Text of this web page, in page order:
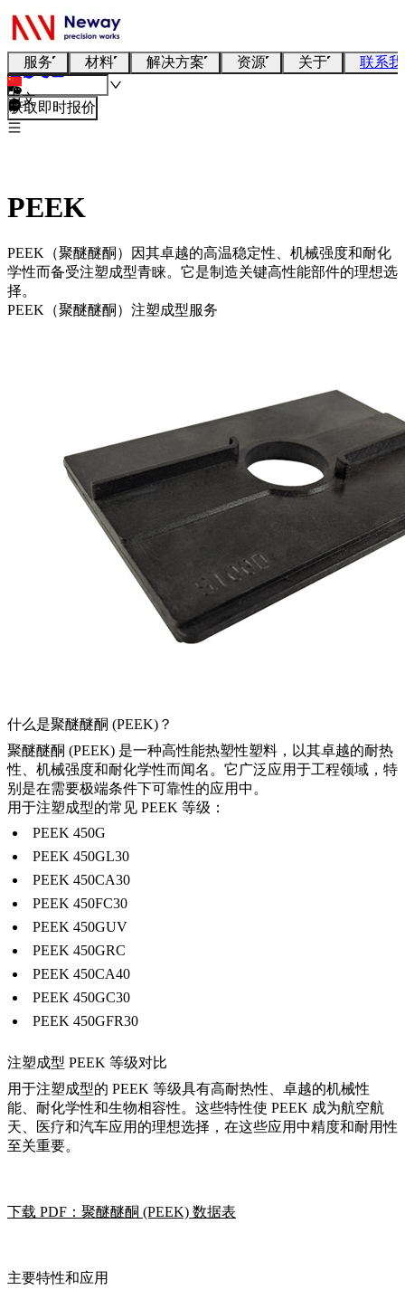
服务 材料 解决方案 资源 关于 联系
中文
获取即时报价
PEEK
PEEK（聚醚醚酮）因其卓越的高温稳定性、机械强度和耐化
学性而备受注塑成型青睐。它是制造关键高性能部件的理想选
择。
PEEK（聚醚醚酮）注塑成型服务
什么是聚醚醚酮 (PEEK)？
聚醚醚酮 (PEEK) 是一种高性能热塑性塑料，以其卓越的耐热
性、机械强度和耐化学性而闻名。它广泛应用于工程领域，特
别是在需要极端条件下可靠性的应用中。
用于注塑成型的常见 PEEK 等级：
PEEK 450G
PEEK 450GL30
PEEK 450CA30
PEEK 450FC30
PEEK 450GUV
PEEK 450GRC
PEEK 450CA40
PEEK 450GC30
PEEK 450GFR30
注塑成型 PEEK 等级对比
用于注塑成型的 PEEK 等级具有高耐热性、卓越的机械性
能、耐化学性和生物相容性。这些特性使 PEEK 成为航空航
天、医疗和汽车应用的理想选择，在这些应用中精度和耐用性
至关重要。
下载 PDF：聚醚醚酮 (PEEK) 数据表
主要特性和应用